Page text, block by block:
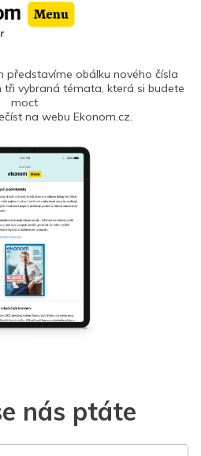
představíme obálku nového čísla
tři vybraná témata, která si budete
moct
na webu Ekonom.cz.
nás ptáte